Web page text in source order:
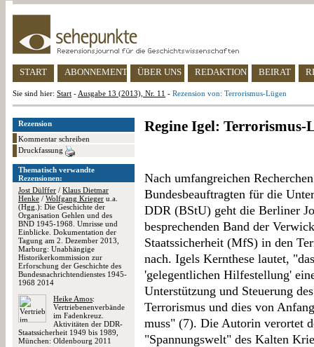
START ABONNEMENT ÜBER UNS REDAKTION BEIRAT
Sie sind hier: Start - Ausgabe 13 (2013), Nr. 11 - Rezension von: Terrorismus-Lügen
Rezension
Kommentar schreiben
Druckfassung
Thematisch verwandte
Rezensionen:
Jost Dülffer / Klaus Dietmar
Henke / Wolfgang Krieger u.a.
(Hgg.): Die Geschichte der
Organisation Gehlen und des
BND 1945-1968. Umrisse und
Einblicke. Dokumentation der
Tagung am 2. Dezember 2013,
Marburg: Unabhängige
Historikerkommission zur
Erforschung der Geschichte des
Bundesnachrichtendienstes 1945-
1968 2014
Heike Amos:
Vertriebenenverbände
im Fadenkreuz.
Aktivitäten der DDR-
Staatssicherheit 1949 bis 1989,
München: Oldenbourg 2011
Regine Igel: Terrorismus-
Nach umfangreichen
Bundesbeauftragten für die
DDR (BStU) geht die Berliner
besprechenden Band der
Staatssicherheit (MfS) in den
nach. Igels Kernthese lautet,
'gelegentlichen Hilfestellung'
Unterstützung und Steuerung
Terrorismus und dies von
muss" (7). Die Autorin verortet
"Spannungswelt" des Kalten